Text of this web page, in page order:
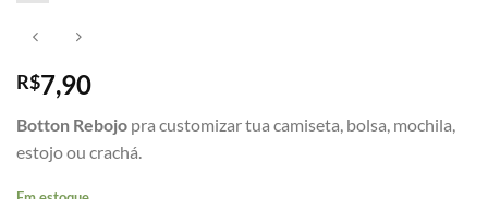
R$7,90
Botton Rebojo pra customizar tua camiseta, bolsa, mochila,
estojo ou crachá.